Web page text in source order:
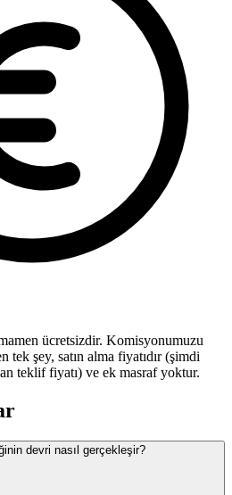
ücretsizdir. Komisyonumuzu
tek şey, satın alma fiyatıdır (şimdi
teklif fiyatı) ve ek masraf yoktur.
devri nasıl gerçekleşir?